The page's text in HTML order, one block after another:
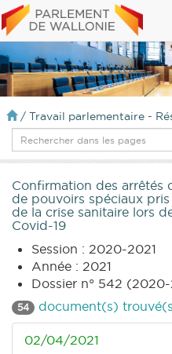
/ Travail parlementaire -
Confirmation des arrêtés
de pouvoirs spéciaux
de la crise sanitaire lors
Covid-19
Session : 2020-2021
Année : 2021
Dossier n° 542 (2020-
54 document(s)
02/04/2021